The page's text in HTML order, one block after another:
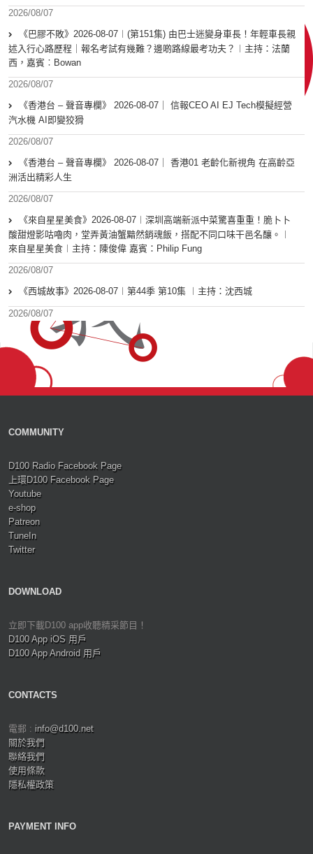
2026/08/07
《巴膠不敗》2026-08-07︱(第151集) 由巴士迷變身車長！年輕車長親
述入行心路歷程｜報名考試有幾難？邊啲路線最考功夫？︱主持：法蘭
西，嘉賓︰Bowan
2026/08/07
《香港台 – 聲音專欄》 2026-08-07｜ 信報CEO AI EJ Tech模擬經營
汽水機 AI即變狡猾
2026/08/07
《香港台 – 聲音專欄》 2026-08-07｜ 香港01 老齡化新視角 在高齡亞
洲活出精彩人生
2026/08/07
《來自星星美食》2026-08-07︱深圳高端新派中菜驚喜重重！脆卜卜
酸甜燈影咕嚕肉，堂弄黃油蟹黯然銷魂飯，搭配不同口味干邑名釀。︱
來自星星美食︱主持：陳俊偉 嘉賓：Philip Fung
2026/08/07
《西城故事》2026-08-07︱第44季 第10集 ︱主持：沈西城
2026/08/07
COMMUNITY
D100 Radio Facebook Page
上環D100 Facebook Page
Youtube
e-shop
Patreon
TuneIn
Twitter
DOWNLOAD
立即下載D100 app收聽精采節目！
D100 App iOS 用戶
D100 App Android 用戶
CONTACTS
電郵 : info@d100.net
關於我們
聯絡我們
使用條款
隱私權政策
PAYMENT INFO